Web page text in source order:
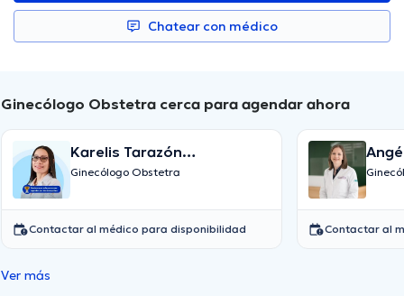
Chatear con médico
Ginecólogo Obstetra cerca para agendar ahora
Karelis Tarazón
Montenegro
Ginecólogo Obstetra
Contactar al médico para disponibilidad Contactar al
Ver más